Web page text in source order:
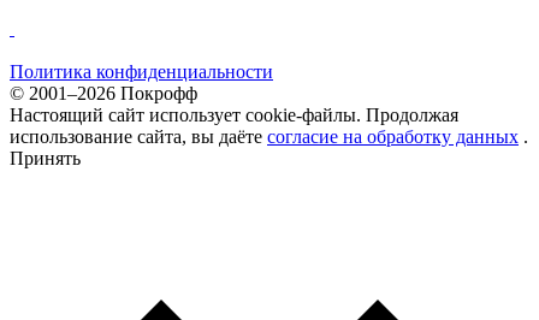
Политика конфиденциальности
© 2001–2026 Покрофф
Настоящий сайт использует cookie-файлы. Продолжая
использование сайта, вы даёте согласие на обработку данных .
Принять